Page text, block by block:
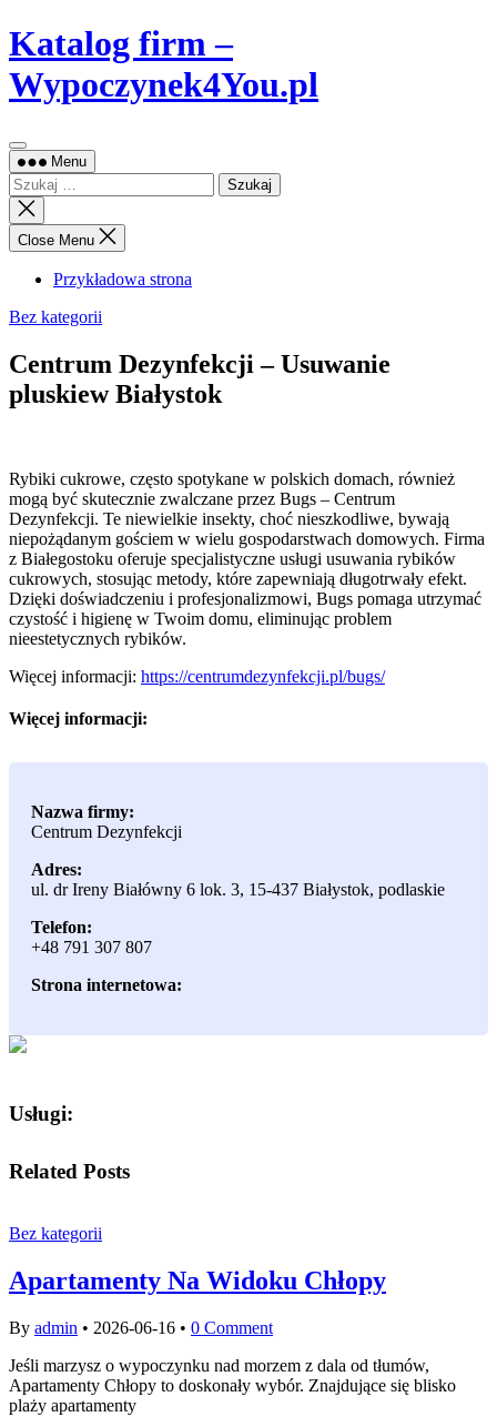
Skip
to
content
Katalog firm –
Wypoczynek4You.pl
Menu
Szukaj:
Close
search
Close Menu
Przykładowa strona
Bez kategorii
Centrum Dezynfekcji – Usuwanie
pluskiew Białystok
Rybiki cukrowe, często spotykane w polskich domach, również
mogą być skutecznie zwalczane przez Bugs – Centrum
Dezynfekcji. Te niewielkie insekty, choć nieszkodliwe, bywają
niepożądanym gościem w wielu gospodarstwach domowych. Firma
z Białegostoku oferuje specjalistyczne usługi usuwania rybików
cukrowych, stosując metody, które zapewniają długotrwały efekt.
Dzięki doświadczeniu i profesjonalizmowi, Bugs pomaga utrzymać
czystość i higienę w Twoim domu, eliminując problem
nieestetycznych rybików.
Więcej informacji: https://centrumdezynfekcji.pl/bugs/
Więcej informacji:
Nazwa firmy:
Centrum Dezynfekcji
Adres:
ul. dr Ireny Białówny 6 lok. 3, 15-437 Białystok, podlaskie
Telefon:
+48 791 307 807
Strona internetowa:
Usługi:
Related Posts
Bez kategorii
Apartamenty Na Widoku Chłopy
By admin • 2026-06-16 • 0 Comment
Jeśli marzysz o wypoczynku nad morzem z dala od tłumów,
Apartamenty Chłopy to doskonały wybór. Znajdujące się blisko
plaży apartamenty